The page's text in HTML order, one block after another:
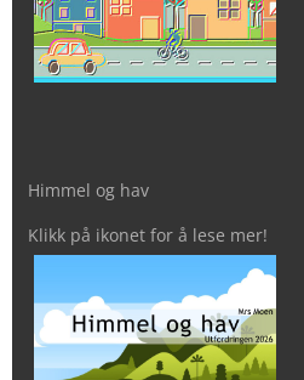
Himmel og hav
Klikk på ikonet for å lese mer!